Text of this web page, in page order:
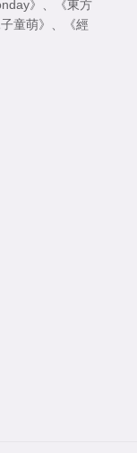
》
《東方
童萌》
《經